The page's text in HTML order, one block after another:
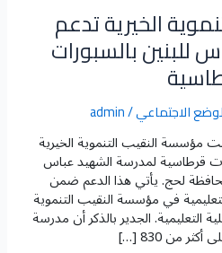
الخيرية تدعم
بالسبورات
الاجتماعي/
admin
مؤسسة النقيب التنموية الخيرية
قرطاسية لمدرسة الشهيد عباس
لحج. يأتي هذا الدعم ضمن
في مؤسسة النقيب التنموية
التعليمية. الجدير بالذكر أن مدرسة
من 830 […]